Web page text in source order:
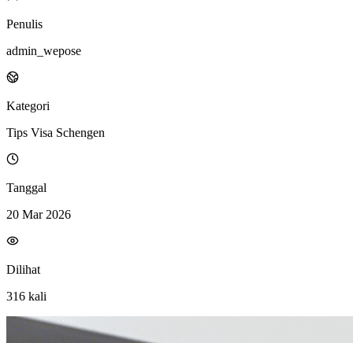
Penulis
admin_wepose
Kategori
Tips Visa Schengen
Tanggal
20 Mar 2026
Dilihat
316 kali